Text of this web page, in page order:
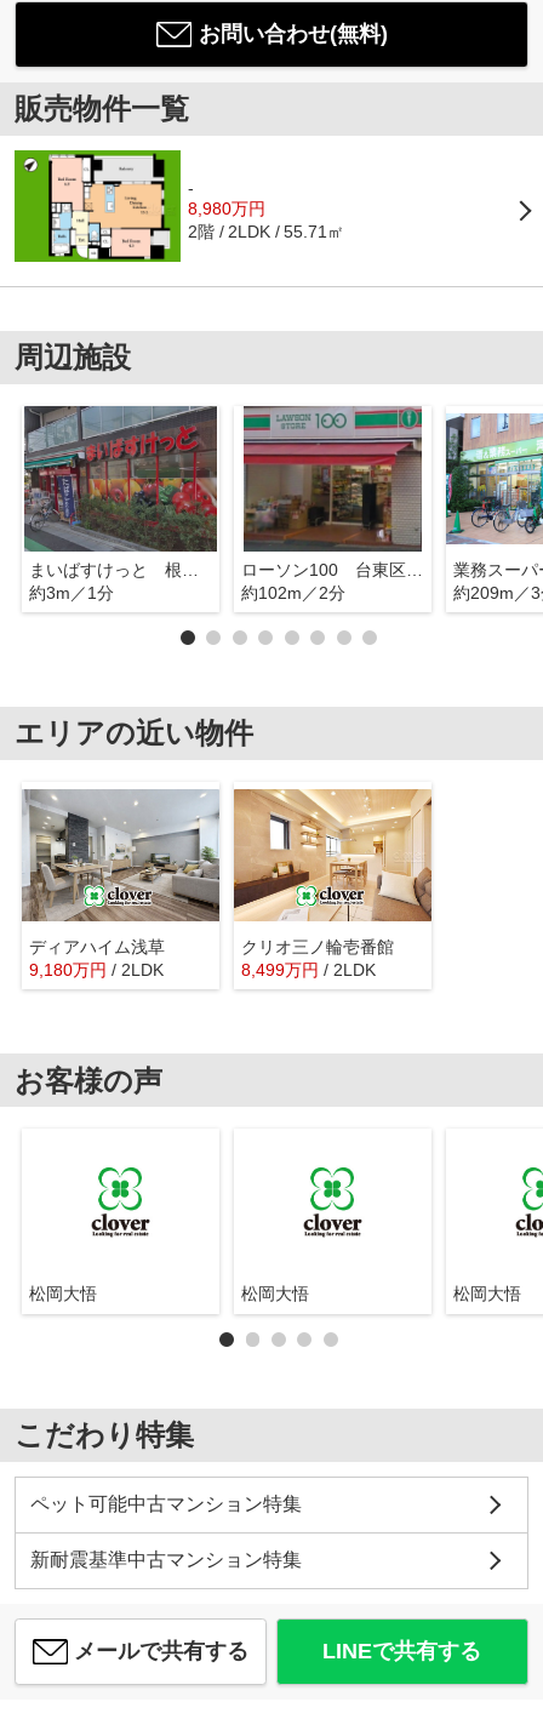
お問い合わせ(無料)
販売物件一覧
-
8,980万円
2階 2LDK 55.71㎡
周辺施設
まいばすけっと 根岸うぐいす通り
約3m／1分
ローソン100 台東区根岸三丁目
約102m／2分
約209m／
エリアの近い物件
ディアハイム浅草
9,180万円 / 2LDK
クリオ三ノ輪壱番館
8,499万円 / 2LDK
お客様の声
松岡大悟 松岡大悟 松岡大悟
こだわり特集
ペット可能中古マンション特集
新耐震基準中古マンション特集
メールで共有する LINEで共有する